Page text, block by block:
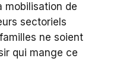
mobilisation de
sectoriels
ne soient
qui mange ce